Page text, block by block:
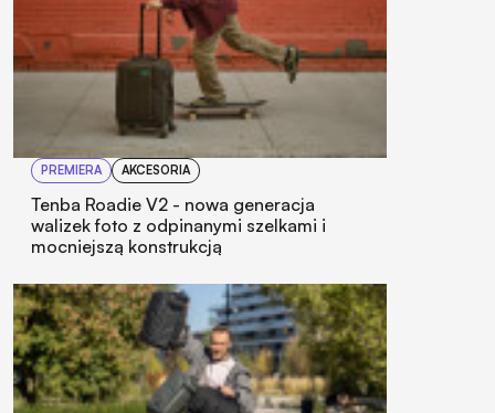
PREMIERA AKCESORIA
Tenba Roadie V2 - nowa generacja
walizek foto z odpinanymi szelkami i
mocniejszą konstrukcją